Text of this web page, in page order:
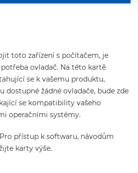
toto zařízení s počítačem, je
ovladač. Na této kartě
se k vašemu produktu,
dostupné žádné ovladače, bude zde
se kompatibility vašeho
operačními systémy.
Pro přístup k softwaru, návodům
karty výše.